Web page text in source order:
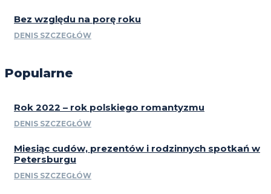
Bez względu na porę roku
DENIS SZCZEGŁÓW
Popularne
Rok 2022 – rok polskiego romantyzmu
DENIS SZCZEGŁÓW
Miesiąc cudów, prezentów i rodzinnych spotkań w
Petersburgu
DENIS SZCZEGŁÓW